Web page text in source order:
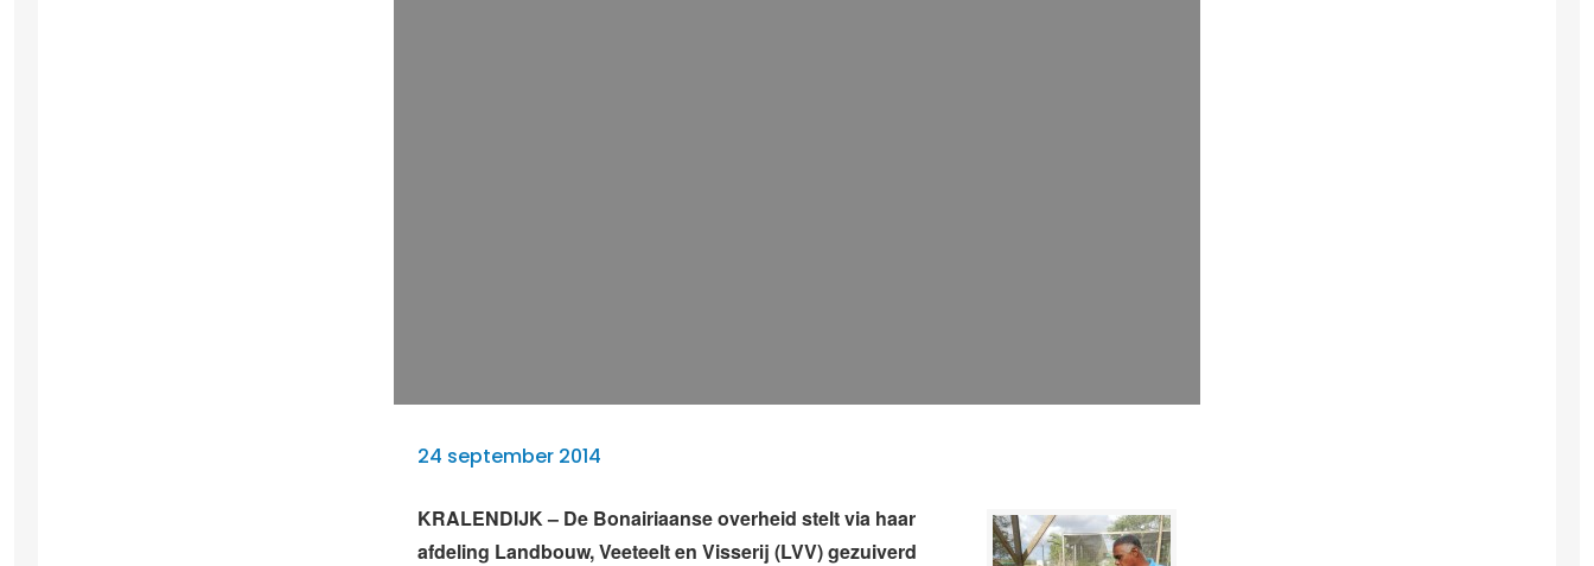
24 september 2014
KRALENDIJK – De Bonairiaanse overheid stelt via haar
afdeling Landbouw, Veeteelt en Visserij (LVV) gezuiverd